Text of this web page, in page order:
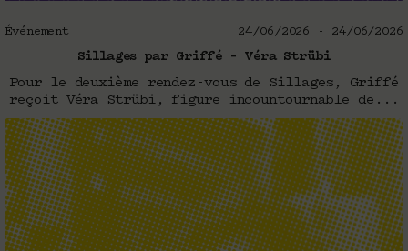
Événement 24/06/2026 - 24/06/2026
Sillages par Griffé – Véra Strübi
Pour le deuxième rendez-vous de Sillages, Griffé
reçoit Véra Strübi, figure incountournable de...